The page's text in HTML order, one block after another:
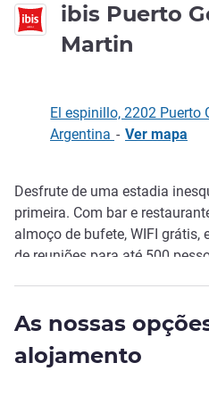
ibis Puerto
Martin
El espinillo, 2202 Puerto
Argentina - Ver mapa
Descrição
Desfrute de uma estadia
primeira. Com bar e
almoço de bufete, WIFI
de reuniões para até 500
industrial da província, a
As nossas
alojamento